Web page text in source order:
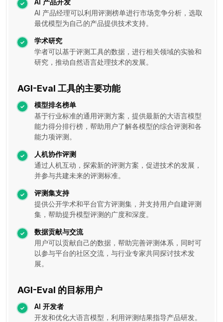
AI 产品经理可以利用评测榜单进行市场竞争分析，选取
最优模型为自己的产品提供技术支持。
学术研究
学者可以基于评测工具的数据，进行相关领域的实验和
研究，推动自然语言处理技术的发展。
AGI-Eval 工具的主要功能
模型排名榜单
基于行业标准的通用评测方案，提供最新的大语言模型
能力得分排行榜，帮助用户了解各模型的综合评测和各
能力项评测。
人机协作评测
通过人机互动，探索新的评测方案，促进技术的发展，
并参与共建未来的评测标准。
评测集支持
提供公开学术和平台官方评测集，并支持用户自建评测
集，帮助提升模型评测的广度和深度。
数据贡献与交流
用户可以贡献自己的数据，帮助完善评测体系，同时可
以参与平台的社区交流，与行业专家共同探讨技术发
展。
AGI-Eval 的目标用户
AI 开发者
开发和优化大语言模型，利用评测结果指导产品研发。